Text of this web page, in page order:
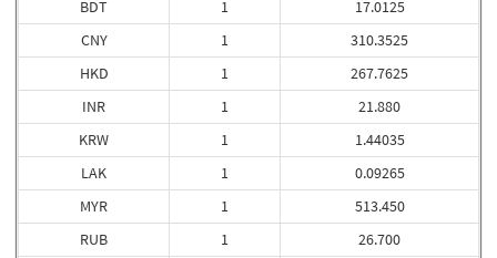
BDT
CNY
HKD
INR
KRW
LAK
MYR
RUB
1
1
1
1
1
1
1
1
17.0125
310.3525
267.7625
21.880
1.44035
0.09265
513.450
26.700